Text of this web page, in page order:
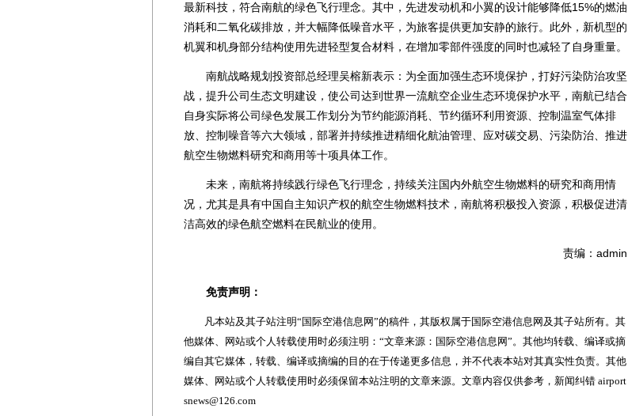
最新科技，符合南航的绿色飞行理念。其中，先进发动机和小翼的设计能够降低15%的燃油
消耗和二氧化碳排放，并大幅降低噪音水平，为旅客提供更加安静的旅行。此外，新机型的
机翼和机身部分结构使用先进轻型复合材料，在增加零部件强度的同时也减轻了自身重量。
南航战略规划投资部总经理吴榕新表示：为全面加强生态环境保护，打好污染防治攻坚
战，提升公司生态文明建设，使公司达到世界一流航空企业生态环境保护水平，南航已结合
自身实际将公司绿色发展工作划分为节约能源消耗、节约循环利用资源、控制温室气体排
放、控制噪音等六大领域，部署并持续推进精细化航油管理、应对碳交易、污染防治、推进
航空生物燃料研究和商用等十项具体工作。
未来，南航将持续践行绿色飞行理念，持续关注国内外航空生物燃料的研究和商用情
况，尤其是具有中国自主知识产权的航空生物燃料技术，南航将积极投入资源，积极促进清
洁高效的绿色航空燃料在民航业的使用。
责编：admin
免责声明：
凡本站及其子站注明“国际空港信息网”的稿件，其版权属于国际空港信息网及其子站所有。其
他媒体、网站或个人转载使用时必须注明：“文章来源：国际空港信息网”。其他均转载、编译或摘
编自其它媒体，转载、编译或摘编的目的在于传递更多信息，并不代表本站对其真实性负责。其他
媒体、网站或个人转载使用时必须保留本站注明的文章来源。文章内容仅供参考，新闻纠错 airport
snews@126.com